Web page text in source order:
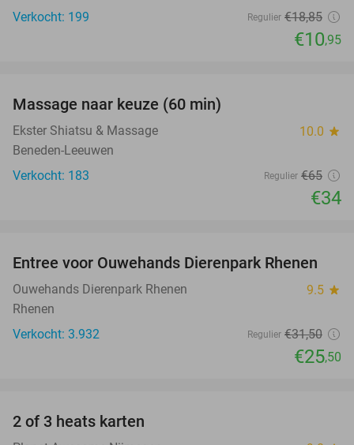
Verkocht: 199
Regulier €18,85
€10,95
Massage naar keuze (60 min)
Ekster Shiatsu & Massage 10.0 star
Beneden-Leeuwen
Verkocht: 183
Regulier €65
€34
19%
Entree voor Ouwehands Dierenpark Rhenen
Ouwehands Dierenpark Rhenen 9.5 star
Rhenen
Verkocht: 3.932
Regulier €31,50
€25,50
2 of 3 heats karten